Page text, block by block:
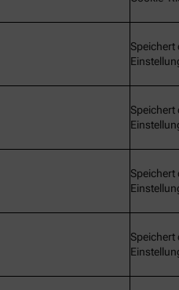
Speichert
Speichert
Speichert
Speichert